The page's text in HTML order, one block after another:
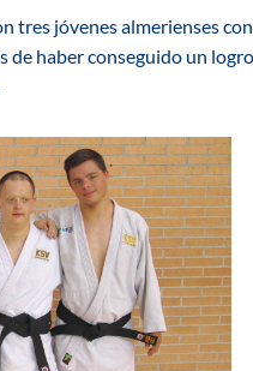
tres jóvenes almerienses
de haber conseguido un logro